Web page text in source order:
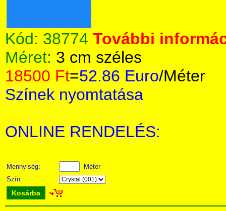
Kód: 38774 További
Méret: 3 cm széles
18500 Ft=52.86 Euro/Méter
Színek nyomtatása
ONLINE RENDELÉS:
Mennyiség:
Méter
Szín:
Kosárba